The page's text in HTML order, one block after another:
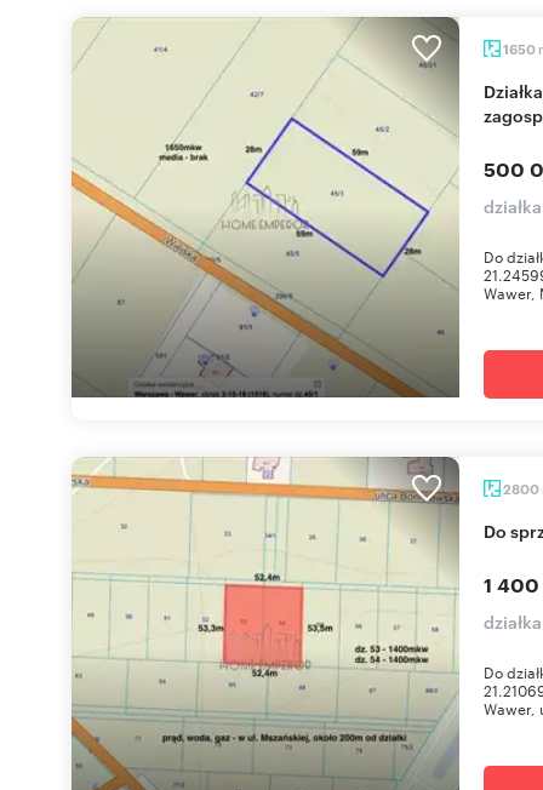
1650
Działka leśna 1650 m² w Wawrze - brak planu
500
Do
Wawer,
2800
Do
1
Do
Wawer,